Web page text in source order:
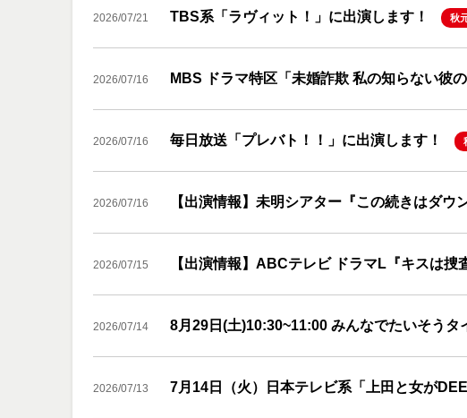
2026/07/21 TBS系「ラヴィット！」に出演します！ 秋
2026/07/16 MBS ドラマ特区「未婚詐欺 私の知らない彼
2026/07/16 毎日放送「プレバト！！」に出演します！
2026/07/16 【出演情報】未明シアター『この続きはダウ
2026/07/15 【出演情報】ABCテレビ ドラマL『キスは捜
2026/07/14 8月29日(土)10:30~11:00 みんなでたいそうタ
2026/07/13 7月14日（火）日本テレビ系「上田と女が